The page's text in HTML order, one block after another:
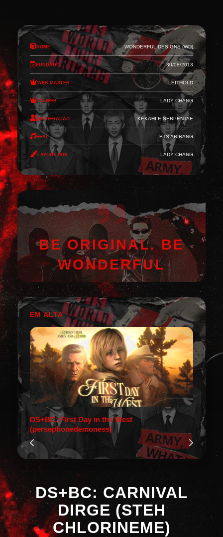
Nome Wonderful Designs (WD)
Fundado 30/08/2013
Web-Master Leithold
Co-Web Lady-Chang
Moderação Kekahi e Serpentae
Feat BTS Arirang
Layout por Lady-Chang
BE ORIGINAL. BE
WONDERFUL
EM ALTA
DS+BC: First Day in the West
(persephonedemoness)
DS+BC: CARNIVAL
DIRGE (STEH
CHLORINEME)